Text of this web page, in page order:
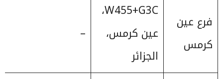
فرع عين
كرمس
W455+G3C،
عين كرمس،
الجزائر
–